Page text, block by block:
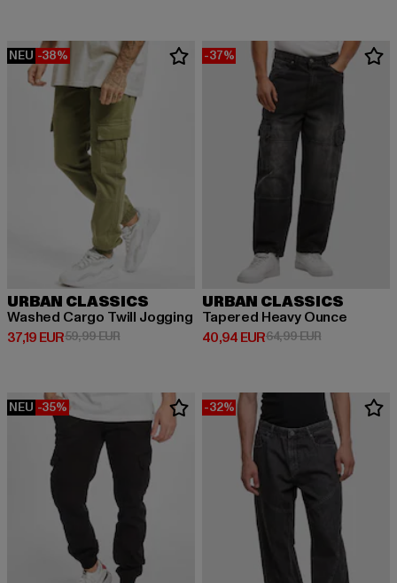
NEU -38%
URBAN CLASSICS
Washed Cargo Twill Jogging
37,19 EUR
Derzeitiger Preis: 37,19 EUR
59,99 EURAktionspreis: 59,99 EUR
-37%
URBAN CLASSICS
Tapered Heavy Ounce
40,94 EUR
Derzeitiger Preis: 40,94 EUR
64,99 EURAktionspreis:
NEU -35% -32%